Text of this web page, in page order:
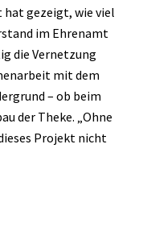
hat gezeigt, wie viel
im Ehrenamt
die Vernetzung
mit dem
– ob beim
der Theke. „Ohne
Projekt nicht